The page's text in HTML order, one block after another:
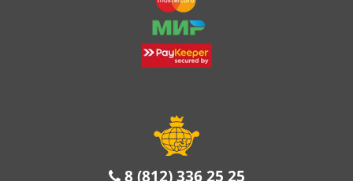
8 (812) 336 25 25